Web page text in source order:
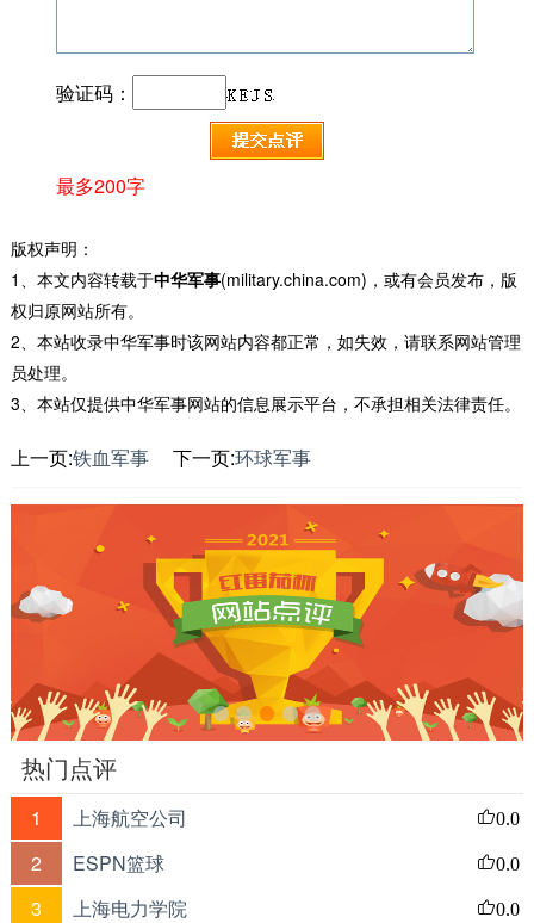
验证码：
最多200字
版权声明：
1、本文内容转载于中华军事(military.china.com)，或有会员发布，版
权归原网站所有。
2、本站收录中华军事时该网站内容都正常，如失效，请联系网站管理
员处理。
3、本站仅提供中华军事网站的信息展示平台，不承担相关法律责任。
上一页:铁血军事 下一页:环球军事
热门点评
1 上海航空公司 0.0
2 ESPN篮球 0.0
3 上海电力学院 0.0